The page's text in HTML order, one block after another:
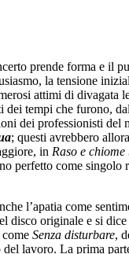
prende forma e il
la tensione
attimi di divagata
dei tempi che furono,
dei professionisti del
; questi avrebbero
in Raso e chiome
perfetto come singolo
l’apatia come
disco originale e si
Senza disturbare,
lavoro. La prima